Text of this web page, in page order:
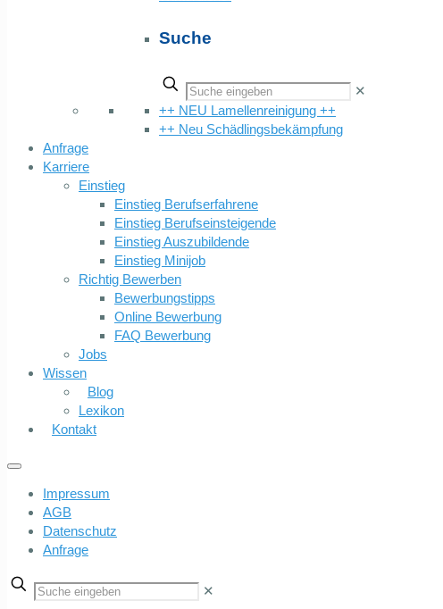
Suche
✕
++ NEU Lamellenreinigung ++
++ Neu Schädlingsbekämpfung
Anfrage
Karriere
Einstieg
Einstieg Berufserfahrene
Einstieg Berufseinsteigende
Einstieg Auszubildende
Einstieg Minijob
Richtig Bewerben
Bewerbungstipps
Online Bewerbung
FAQ Bewerbung
Jobs
Wissen
Blog
Lexikon
Kontakt
Impressum
AGB
Datenschutz
Anfrage
✕